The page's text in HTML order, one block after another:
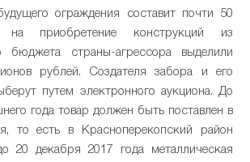
ограждения составит почти 50
на приобретение конструкций из
бюджета страны-агрессора выделили
рублей. Создателя забора и его
путем электронного аукциона. До
года товар должен быть поставлен в
то есть в Красноперекопский район
20 декабря 2017 года металлическая